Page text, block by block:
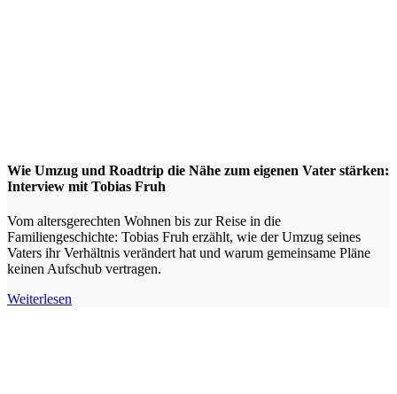
Wie Umzug und Roadtrip die Nähe zum eigenen Vater stärken:
Interview mit Tobias Fruh
Vom altersgerechten Wohnen bis zur Reise in die
Familiengeschichte: Tobias Fruh erzählt, wie der Umzug seines
Vaters ihr Verhältnis verändert hat und warum gemeinsame Pläne
keinen Aufschub vertragen.
Weiterlesen